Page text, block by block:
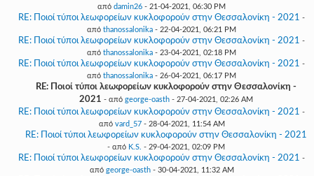
από damin26 - 21-04-2021, 06:30 PM
RE: Ποιοί τύποι λεωφορείων κυκλοφορούν στην Θεσσαλονίκη - 2021 -
από thanossalonika - 22-04-2021, 06:21 PM
RE: Ποιοί τύποι λεωφορείων κυκλοφορούν στην Θεσσαλονίκη - 2021 -
από thanossalonika - 23-04-2021, 02:18 PM
RE: Ποιοί τύποι λεωφορείων κυκλοφορούν στην Θεσσαλονίκη - 2021 -
από thanossalonika - 26-04-2021, 06:17 PM
RE: Ποιοί τύποι λεωφορείων κυκλοφορούν στην Θεσσαλονίκη -
2021 - από george-oasth - 27-04-2021, 02:26 AM
RE: Ποιοί τύποι λεωφορείων κυκλοφορούν στην Θεσσαλονίκη - 2021 -
από vard_57- 28-04-2021, 11:54 AM
RE: Ποιοί τύποι λεωφορείων κυκλοφορούν στην Θεσσαλονίκη - 2021
- από K.S. - 29-04-2021, 02:09 PM
RE: Ποιοί τύποι λεωφορείων κυκλοφορούν στην Θεσσαλονίκη - 2021 -
από george-oasth- 30-04-2021, 11:32 AM